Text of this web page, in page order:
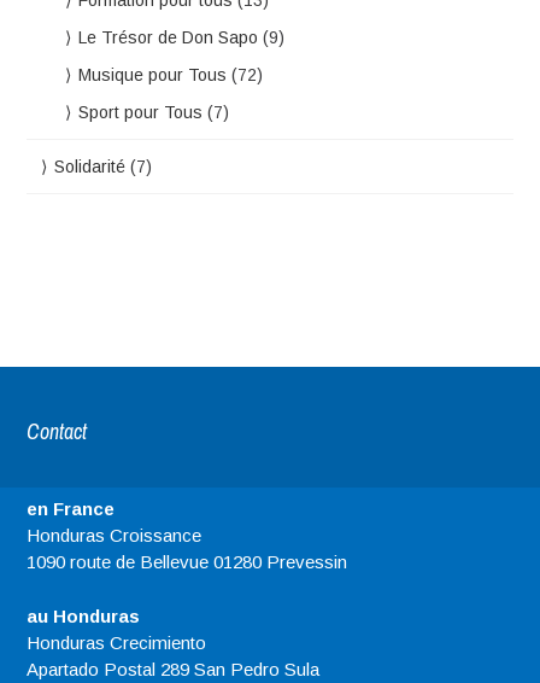
Le Trésor de Don Sapo (9)
Musique pour Tous (72)
Sport pour Tous (7)
Solidarité (7)
Contact
en France
Honduras Croissance
1090 route de Bellevue 01280 Prevessin
au Honduras
Honduras Crecimiento
Apartado Postal 289 San Pedro Sula